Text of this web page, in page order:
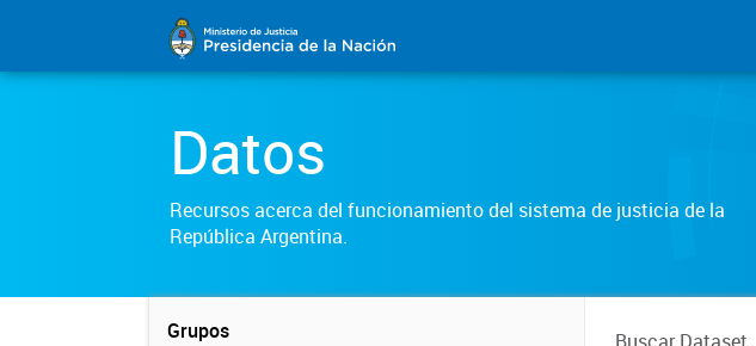
Datos
Recursos acerca del funcionamiento del sistema de justicia de la
República Argentina.
Grupos